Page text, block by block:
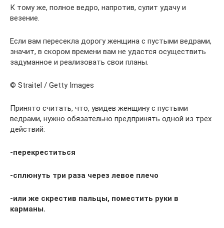
К тому же, полное ведро, напротив, сулит удачу и
везение.
Если вам пересекла дорогу женщина с пустыми ведрами,
значит, в скором времени вам не удастся осуществить
задуманное и реализовать свои планы.
© Straitel / Getty Images
Принято считать, что, увидев женщину с пустыми
ведрами, нужно обязательно предпринять одной из трех
действий:
-перекреститься
-сплюнуть три раза через левое плечо
-или же скрестив пальцы, поместить руки в
карманы.